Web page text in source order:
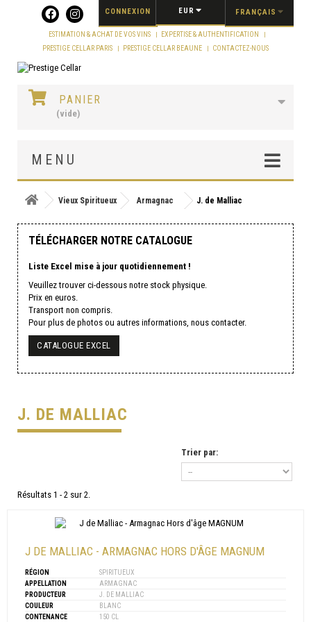
FRANÇAIS
EUR
CONNEXION
ESTIMATION & ACHAT DE VOS VINS
EXPERTISE & AUTHENTIFICATION
PRESTIGE CELLAR PARIS
PRESTIGE CELLAR BEAUNE CONTACTEZ-NOUS
PANIER
(vide)
MENU
Vieux Spiritueux Armagnac J. de Malliac
TÉLÉCHARGER NOTRE CATALOGUE
Liste Excel mise à jour quotidiennement !
Veuillez trouver ci-dessous notre stock physique.
Prix en euros.
Transport non compris.
Pour plus de photos ou autres informations, nous contacter.
CATALOGUE EXCEL
J. DE MALLIAC
Trier par:
Résultats 1 - 2 sur 2.
J DE MALLIAC - ARMAGNAC HORS D'ÂGE MAGNUM
RÉGION
SPIRITUEUX
APPELLATION
ARMAGNAC
PRODUCTEUR
J. DE MALLIAC
COULEUR
BLANC
CONTENANCE
150 CL
Panneau de gestion des cookies